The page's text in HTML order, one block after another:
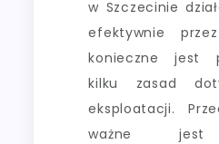
w Szczecinie
efektywnie
konieczne jest
kilku zasad
eksploatacji.
ważne jest